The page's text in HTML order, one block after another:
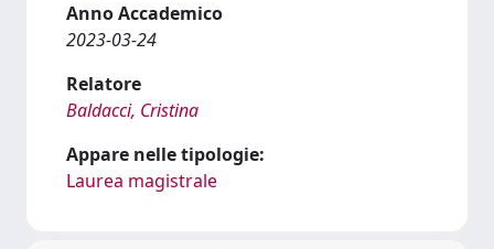
Anno Accademico
2023-03-24
Relatore
Baldacci, Cristina
Appare nelle tipologie:
Laurea magistrale